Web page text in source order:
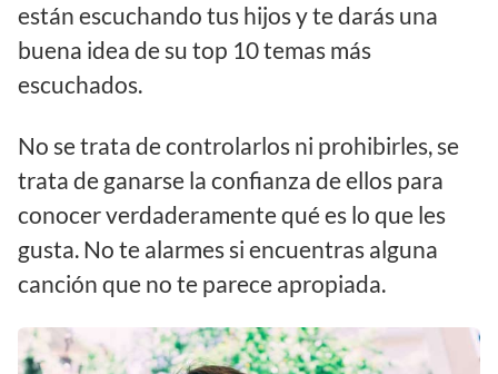
están escuchando tus hijos y te darás una
buena idea de su top 10 temas más
escuchados.
No se trata de controlarlos ni prohibirles, se
trata de ganarse la confianza de ellos para
conocer verdaderamente qué es lo que les
gusta. No te alarmes si encuentras alguna
canción que no te parece apropiada.